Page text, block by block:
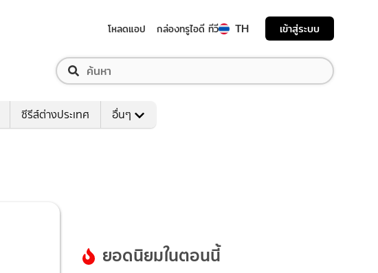
โหลดแอป กล่องทรูไอดี ทีวี TH เข้าสู่ระบบ
ซีรีส์ต่างประเทศ อื่นๆ
ยอดนิยมในตอนนี้